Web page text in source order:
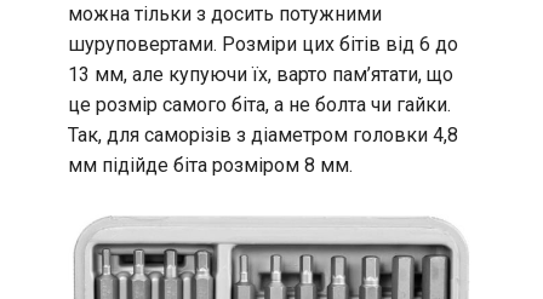
можна тільки з досить потужними
шуруповертами. Розміри цих бітів від 6 до
13 мм, але купуючи їх, варто пам’ятати, що
це розмір самого біта, а не болта чи гайки.
Так, для саморізів з діаметром головки 4,8
мм підійде біта розміром 8 мм.